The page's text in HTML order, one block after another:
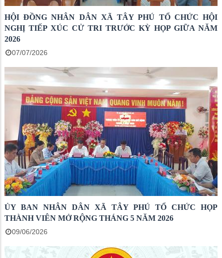
HỘI ĐỒNG NHÂN DÂN XÃ TÂY PHÚ TỔ CHỨC HỘI
NGHỊ TIẾP XÚC CỬ TRI TRƯỚC KỲ HỌP GIỮA NĂM
2026
07/07/2026
ỦY BAN NHÂN DÂN XÃ TÂY PHÚ TỔ CHỨC HỌP
THÀNH VIÊN MỞ RỘNG THÁNG 5 NĂM 2026
09/06/2026